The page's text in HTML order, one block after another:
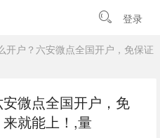
登录
开户？六安微点全国开户，免保证
微点全国开户，免
就能上！,量